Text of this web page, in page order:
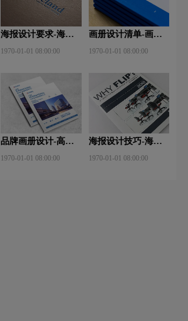
海报设计要求-海报
法是什么？
1970-01-01 08:00:00
画册设计清单-画册
什么？
1970-01-01 08:00:00
品牌画册设计-高端
有哪些？
1970-01-01 08:00:00
海报设计技巧-海报
1970-01-01 08:00:00